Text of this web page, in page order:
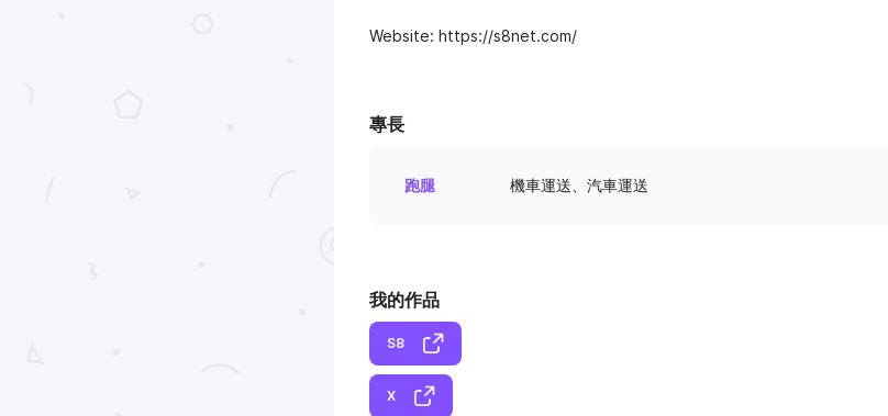
Website: https://s8net.com/
專長
跑腿 機車運送、汽車運送
我的作品
S8
X